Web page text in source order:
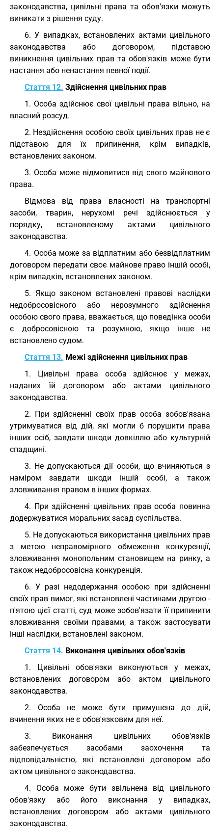
законодавства, цивільні права та обов'язки можуть
виникати з рішення суду.
6. У випадках, встановлених актами цивільного
законодавства або договором, підставою
виникнення цивільних прав та обов'язків може бути
настання або ненастання певної події.
Стаття 12. Здійснення цивільних прав
1. Особа здійснює свої цивільні права вільно, на
власний розсуд.
2. Нездійснення особою своїх цивільних прав не є
підставою для їх припинення, крім випадків,
встановлених законом.
3. Особа може відмовитися від свого майнового
права.
Відмова від права власності на транспортні
засоби, тварин, нерухомі речі здійснюється у
порядку, встановленому актами цивільного
законодавства.
4. Особа може за відплатним або безвідплатним
договором передати своє майнове право іншій особі,
крім випадків, встановлених законом.
5. Якщо законом встановлені правові наслідки
недобросовісного або нерозумного здійснення
особою свого права, вважається, що поведінка особи
є добросовісною та розумною, якщо інше не
встановлено судом.
Стаття 13. Межі здійснення цивільних прав
1. Цивільні права особа здійснює у межах,
наданих їй договором або актами цивільного
законодавства.
2. При здійсненні своїх прав особа зобов'язана
утримуватися від дій, які могли б порушити права
інших осіб, завдати шкоди довкіллю або культурній
спадщині.
3. Не допускаються дії особи, що вчиняються з
наміром завдати шкоди іншій особі, а також
зловживання правом в інших формах.
4. При здійсненні цивільних прав особа повинна
додержуватися моральних засад суспільства.
5. Не допускаються використання цивільних прав
з метою неправомірного обмеження конкуренції,
зловживання монопольним становищем на ринку, а
також недобросовісна конкуренція.
6. У разі недодержання особою при здійсненні
своїх прав вимог, які встановлені частинами другою -
п'ятою цієї статті, суд може зобов'язати її припинити
зловживання своїми правами, а також застосувати
інші наслідки, встановлені законом.
Стаття 14. Виконання цивільних обов'язків
1. Цивільні обов'язки виконуються у межах,
встановлених договором або актом цивільного
законодавства.
2. Особа не може бути примушена до дій,
вчинення яких не є обов'язковим для неї.
3. Виконання цивільних обов'язків
забезпечується засобами заохочення та
відповідальністю, які встановлені договором або
актом цивільного законодавства.
4. Особа може бути звільнена від цивільного
обов'язку або його виконання у випадках,
встановлених договором або актами цивільного
законодавства.